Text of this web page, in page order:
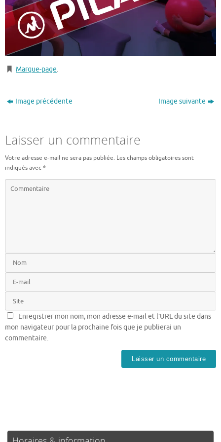
Marque-page.
Image précédente Image suivante
Laisser un commentaire
Votre adresse e-mail ne sera pas publiée. Les champs obligatoires sont
indiqués avec*
Enregistrer mon nom, mon adresse e-mail et l’URL du site dans
mon navigateur pour la prochaine fois que je publierai un
commentaire.